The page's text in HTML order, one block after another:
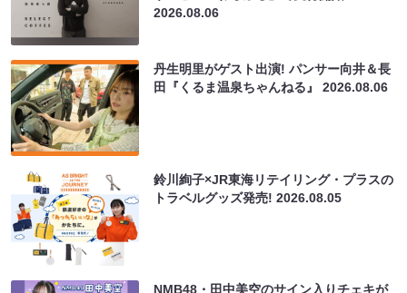
2026.08.06
丹生明里がゲスト出演! パンサー向井＆長
田『くるま温泉ちゃんねる』2026.08.06
鈴川絢子×JR東海リテイリング・プラスの
トラベルグッズ発売!2026.08.05
NMB48・田中美空のサイン入りチェキが